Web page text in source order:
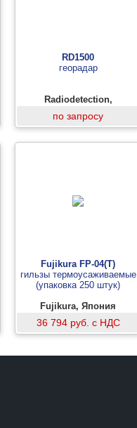
RD1500
георадар
Radiodetection,
по запросу
Fujikura FP-04(T)
гильзы термоусаживаемые
(упаковка 250 штук)
Fujikura, Япония
36 794 руб. с НДС